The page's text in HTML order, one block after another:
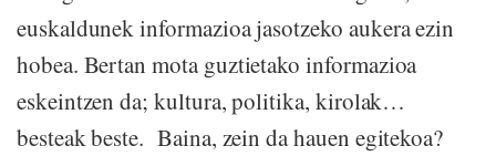
euskaldunek informazioa jasotzeko aukera ezin
hobea. Bertan mota guztietako informazioa
eskeintzen da; kultura, politika, kirolak…
besteak beste. Baina, zein da hauen egitekoa?